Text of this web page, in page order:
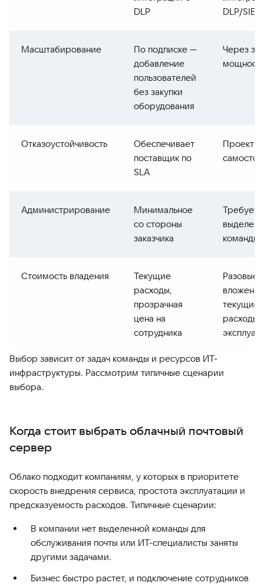
DLP
DLP/SIEM
Масштабирование
По подписке —
добавление
пользователей
без закупки
оборудования
Через
Отказоустойчивость
Обеспечивает
поставщик по
SLA
Администрирование
Минимальное
со стороны
заказчика
Требует
команды
Стоимость владения
Текущие
расходы,
прозрачная
цена на
сотрудника
Разовые
текущие
расходы
Выбор зависит от задач команды и ресурсов ИТ-
инфраструктуры. Рассмотрим типичные сценарии
выбора.
Когда стоит выбрать облачный почтовый
сервер
Облако подходит компаниям, у которых в приоритете
скорость внедрения сервиса, простота эксплуатации и
предсказуемость расходов. Типичные сценарии:
В компании нет выделенной команды для
обслуживания почты или ИТ-специалисты заняты
другими задачами.
Бизнес быстро растет, и подключение сотрудников